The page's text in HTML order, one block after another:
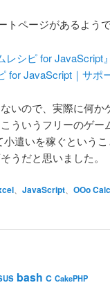
ページがあるようで
レシピ for JavaScript
for JavaScript｜サポ
いので、実際に何か
ういうフリーのゲー
遣いを稼ぐという
うだと思いました。
JavaScript OOo Calc
bash C CakePHP